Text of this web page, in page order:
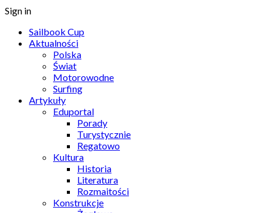
Sign in
Sailbook Cup
Aktualności
Polska
Świat
Motorowodne
Surfing
Artykuły
Eduportal
Porady
Turystycznie
Regatowo
Kultura
Historia
Literatura
Rozmaitości
Konstrukcje